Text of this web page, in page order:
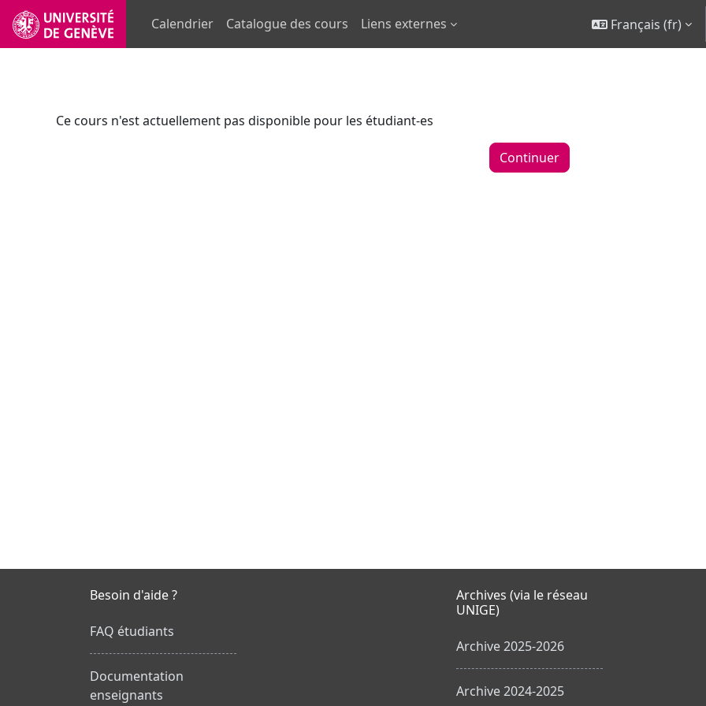
Passer au contenu principal
Calendrier
Catalogue des cours Liens externes Français ‎(fr)‎
Ce cours n'est actuellement pas disponible pour les étudiant-es
Continuer
Besoin d'aide ?
FAQ étudiants
Documentation
enseignants
Archives (via le réseau
UNIGE)
Archive 2025-2026
Archive 2024-2025